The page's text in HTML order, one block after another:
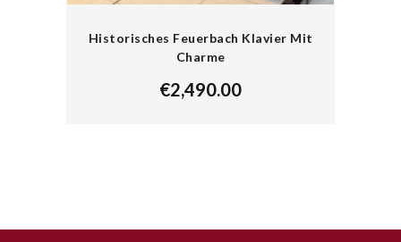
Historisches Feuerbach Klavier Mit
Charme
€2,490.00